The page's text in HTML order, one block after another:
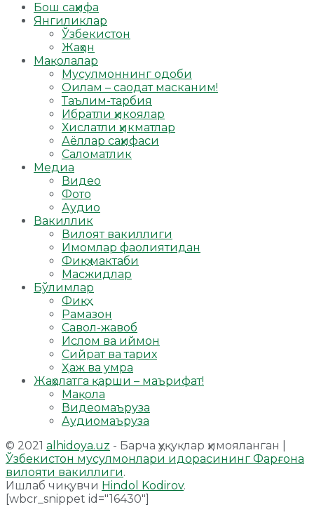
Бош саҳифа
Янгиликлар
Ўзбекистон
Жаҳон
Мақолалар
Мусулмоннинг одоби
Оилам – саодат масканим!
Таълим-тарбия
Ибратли ҳикоялар
Хислатли ҳикматлар
Аёллар саҳифаси
Саломатлик
Медиа
Видео
Фото
Аудио
Вакиллик
Вилоят вакиллиги
Имомлар фаолиятидан
Фиқҳ мактаби
Масжидлар
Бўлимлар
Фиқҳ
Рамазон
Савол-жавоб
Ислом ва иймон
Сийрат ва тарих
Ҳаж ва умра
Жаҳолатга қарши – маърифат!
Мақола
Видеомаъруза
Аудиомаъруза
© 2021 alhidoya.uz - Барча ҳуқуқлар ҳимояланган |
Ўзбекистон мусулмонлари идорасининг Фарғона
вилояти вакиллиги.
Ишлаб чиқувчи Hindol Kodirov.
[wbcr_snippet id="16430"]